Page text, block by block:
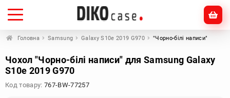
Головна Samsung Galaxy S10e 2019 G970 "Чорно-білі написи"
Чохол "Чорно-білі написи" для Samsung Galaxy
S10e 2019 G970
Код товару: 767-BW-77257